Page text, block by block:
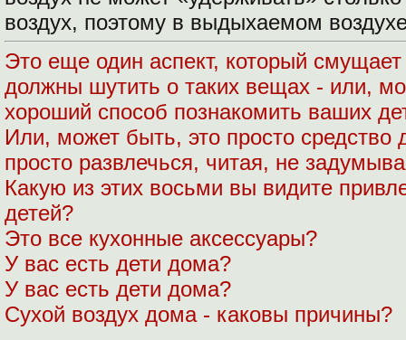
воздух, поэтому в выдыхаемом
Это еще один аспект, который
должны шутить о таких вещах - или,
хороший способ познакомить ваших
Или, может быть, это просто средство
просто развлечься, читая, не
Какую из этих восьми вы видите
детей?
Это все кухонные аксессуары?
У вас есть дети дома?
У вас есть дети дома?
Сухой воздух дома - каковы причины?